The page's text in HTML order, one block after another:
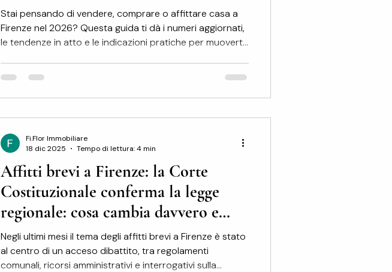
Stai pensando di vendere, comprare o affittare casa a
Firenze nel 2026? Questa guida ti dà i numeri aggiornati,
le tendenze in atto e le indicazioni pratiche per muoverti
previsioni di Immobiliare.it Insights, i prezzi di vendita a
Affitti brevi a Firenze: la Corte
Costituzionale conferma la legge
regionale: cosa cambia davvero e
quali scenari si aprono per il
mercato immobiliare
Negli ultimi mesi il tema degli affitti brevi a Firenze è stato
al centro di un acceso dibattito, tra regolamenti
comunali, ricorsi amministrativi e interrogativi sulla
Fi.Flor Immobiliare
18 dic 2025
Tempo di lettura: 4 min